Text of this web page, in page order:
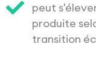
peut
produite
transition